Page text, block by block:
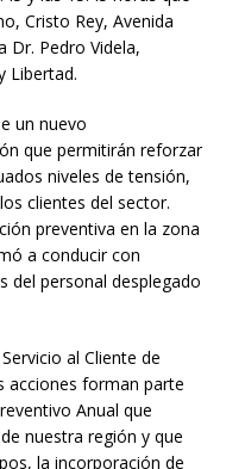
Cristo Rey, Avenida
Dr. Pedro Videla,
Libertad.
un nuevo
que permitirán reforzar
niveles de tensión,
clientes del sector.
preventiva en la zona
a conducir con
del personal desplegado
al Cliente de
acciones forman parte
Anual que
nuestra región y que
la incorporación de